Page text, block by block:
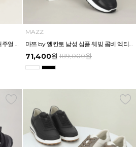
마쯔 by 엘칸토 남성 봉합형 웨빙 캐주얼 슬립온 3cm LCMC25M613
MAZZ
마쯔 by 엘칸토 남성 심플 웨빙 콤비 엑티브 밴드 스니커즈 5cm LCMS68M513
71,400원 189,000원